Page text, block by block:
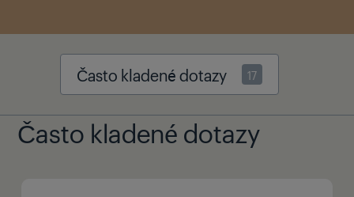
Často kladené dotazy 17
Často kladené dotazy